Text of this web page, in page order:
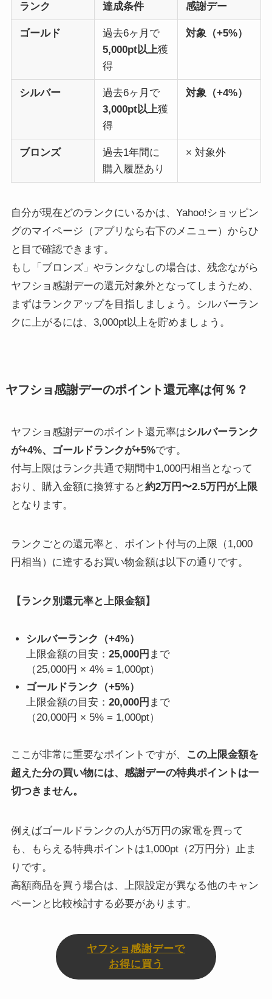
ランク 達成条件 感謝デー
ゴールド
過去6ヶ月で
5,000pt以上獲
得
対象（+5%）
シルバー
過去6ヶ月で
3,000pt以上獲
得
対象（+4%）
ブロンズ
過去1年間に
購入履歴あり
× 対象外
自分が現在どのランクにいるかは、Yahoo!ショッピン
グのマイページ（アプリなら右下のメニュー）からひ
と目で確認できます。
もし「ブロンズ」やランクなしの場合は、残念ながら
ヤフショ感謝デーの還元対象外となってしまうため、
まずはランクアップを目指しましょう。シルバーラン
クに上がるには、3,000pt以上を貯めましょう。
ヤフショ感謝デーのポイント還元率は何％？
ヤフショ感謝デーのポイント還元率はシルバーランク
が+4%、ゴールドランクが+5%です。
付与上限はランク共通で期間中1,000円相当となって
おり、購入金額に換算すると約2万円〜2.5万円が上限
となります。
ランクごとの還元率と、ポイント付与の上限（1,000
円相当）に達するお買い物金額は以下の通りです。
【ランク別還元率と上限金額】
シルバーランク（+4%）
上限金額の目安：25,000円 まで
（25,000円 × 4% = 1,000pt）
ゴールドランク（+5%）
上限金額の目安：20,000円 まで
（20,000円 × 5% = 1,000pt）
ここが非常に重要なポイントですが、
この上限金額を
超えた分の買い物には、感謝デーの特典ポイントは一
切つきません。
例えばゴールドランクの人が5万円の家電を買って
も、もらえる特典ポイントは1,000pt（2万円分）止ま
りです。
高額商品を買う場合は、上限設定が異なる他のキャン
ペーンと比較検討する必要があります。
ヤフショ感謝デーで
お得に買う